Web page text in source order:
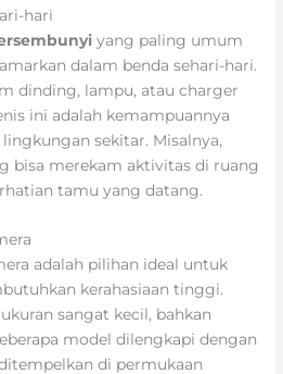
hari
yang paling umum
dalam benda sehari-hari.
dinding, lampu, atau charger
ini adalah kemampuannya
sekitar. Misalnya,
bisa merekam aktivitas di ruang
tamu yang datang.
adalah pilihan ideal untuk
kerahasiaan tinggi.
sangat kecil, bahkan
model dilengkapi dengan
di permukaan